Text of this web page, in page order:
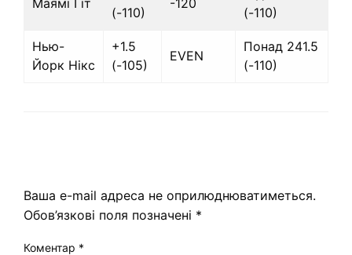
(-110)
(-110)
Нью-
Йорк Нікс
+1.5
(-105)
EVEN
Понад 241.5
(-110)
Ваша e-mail адреса не оприлюднюватиметься.
Обов’язкові поля позначені *
Коментар *